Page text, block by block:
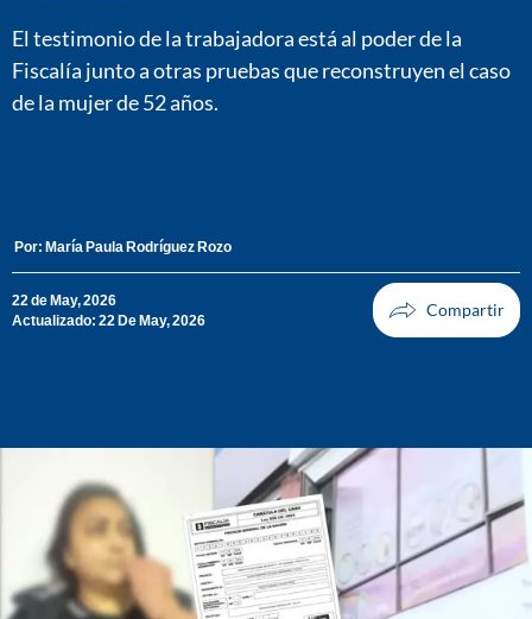
El testimonio de la trabajadora está al poder de la
Fiscalía junto a otras pruebas que reconstruyen el caso
de la mujer de 52 años.
Por: María Paula Rodríguez Rozo
22 de May, 2026
Actualizado: 22 De May, 2026